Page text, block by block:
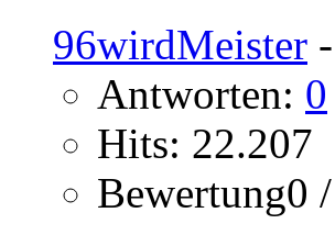
96wirdMeister
Antworten: 0
Hits: 22.207
Bewertung0